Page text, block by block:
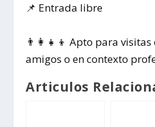
📌 Entrada libre
👨‍👩‍👧‍👦 Apto para
amigos o en contexto
Articulos